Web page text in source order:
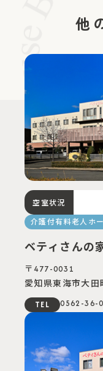
他
介護付有料老人ホ
ベティさんの
〒477-0031
愛知県東海市⼤⽥
TEL
0562-36-
空室状況